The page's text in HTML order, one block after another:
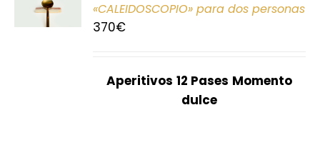
«CALEIDOSCOPIO» para dos personas
370€
Aperitivos 12 Pases Momento
dulce